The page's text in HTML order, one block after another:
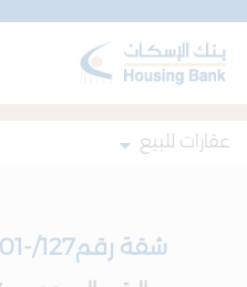
عقارات للبيع
شقة رقم127/-101 حوض 6 البقعة